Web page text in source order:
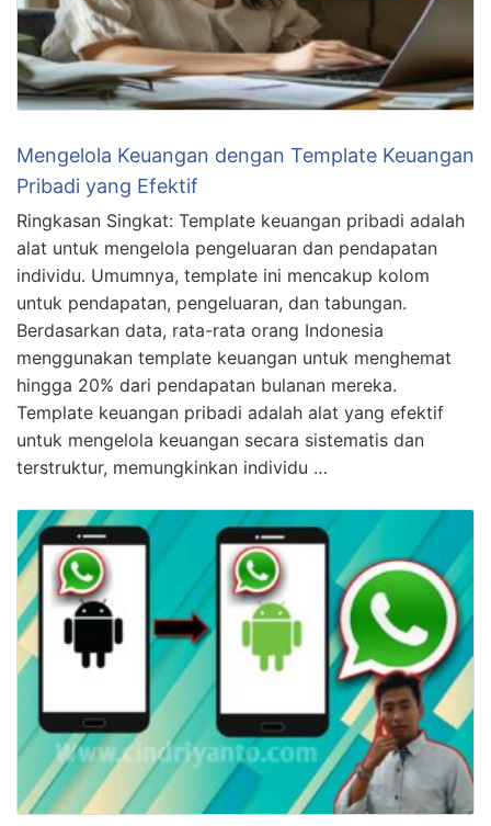
Mengelola Keuangan dengan Template Keuangan
Pribadi yang Efektif
Ringkasan Singkat: Template keuangan pribadi adalah
alat untuk mengelola pengeluaran dan pendapatan
individu. Umumnya, template ini mencakup kolom
untuk pendapatan, pengeluaran, dan tabungan.
Berdasarkan data, rata-rata orang Indonesia
menggunakan template keuangan untuk menghemat
hingga 20% dari pendapatan bulanan mereka.
Template keuangan pribadi adalah alat yang efektif
untuk mengelola keuangan secara sistematis dan
terstruktur, memungkinkan individu …